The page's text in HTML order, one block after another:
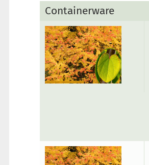
Containerware